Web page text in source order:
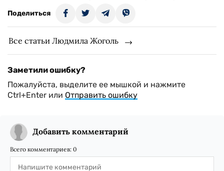
Поделиться
Все статьи Людмила Жоголь
Заметили ошибку?
Пожалуйста, выделите ее мышкой и нажмите
Ctrl+Enter или Отправить ошибку
Добавить комментарий
Всего комментариев: 0